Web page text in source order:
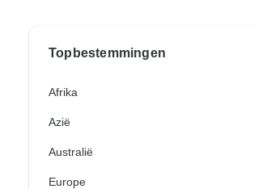
Topbestemmingen
Afrika
Azië
Australië
Europe